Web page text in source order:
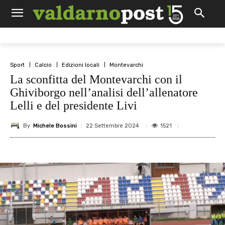
Sport Calcio Edizioni locali Montevarchi
La sconfitta del Montevarchi con il
Ghiviborgo nell’analisi dell’allenatore
Lelli e del presidente Livi
By Michele Bossini 22 Settembre 2024 1521